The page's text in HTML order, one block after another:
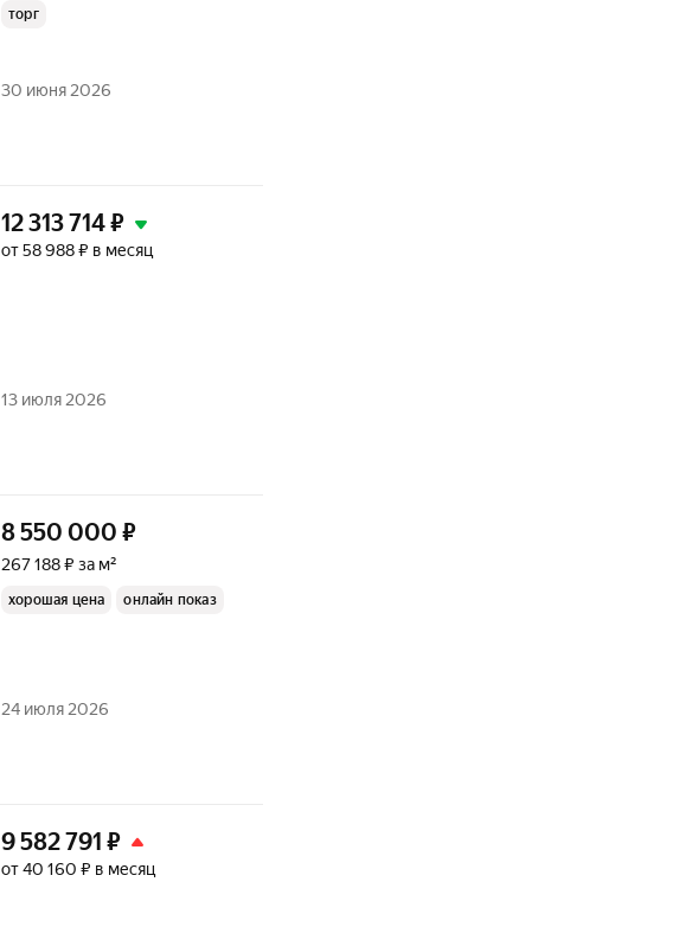
торг
30 июня 2026
12 313 714₽
от 58 988 ₽ в месяц
13 июля 2026
8 550 000 ₽
267 188 ₽ за м²
хорошая цена онлайн показ
24 июля 2026
9 582 791 ₽
от 40 160 ₽ в месяц